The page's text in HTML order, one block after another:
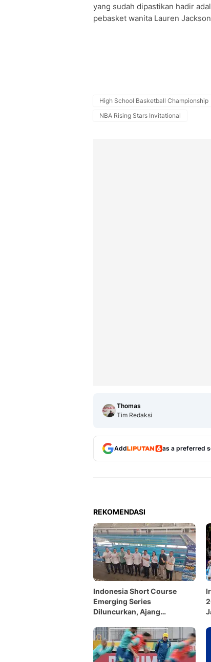
yang sudah dipastikan hadir
pebasket wanita Lauren
High School Basketball Championship
NBA Rising Stars Invitational
Thomas
Tim Redaksi
Add as a preferred
REKOMENDASI
Indonesia Short Course
Emerging Series
Diluncurkan, Ajang
Initiative